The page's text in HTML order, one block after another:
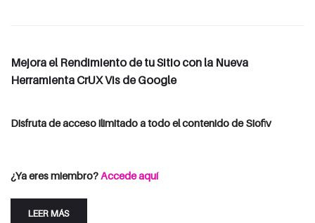
Mejora el Rendimiento de tu Sitio con la Nueva
Herramienta CrUX Vis de Google
Disfruta de acceso ilimitado a todo el contenido de Siofiv
¿Ya eres miembro?Accede aquí
LEER MÁS